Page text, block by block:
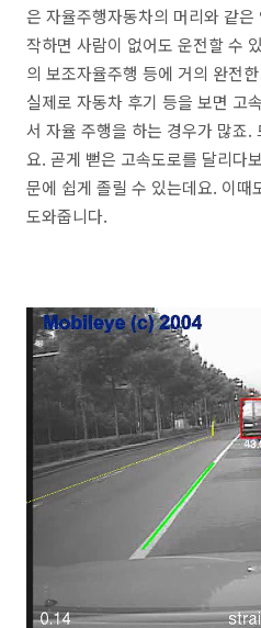
은 자율주행자동차의 머리와 같
작하면 사람이 없어도 운전할 수
의 보조자율주행 등에 거의 완전
실제로 자동차 후기 등을 보면 고
서 자율 주행을 하는 경우가 많죠.
요. 곧게 뻗은 고속도로를 달리다
문에 쉽게 졸릴 수 있는데요. 이때
도와줍니다.